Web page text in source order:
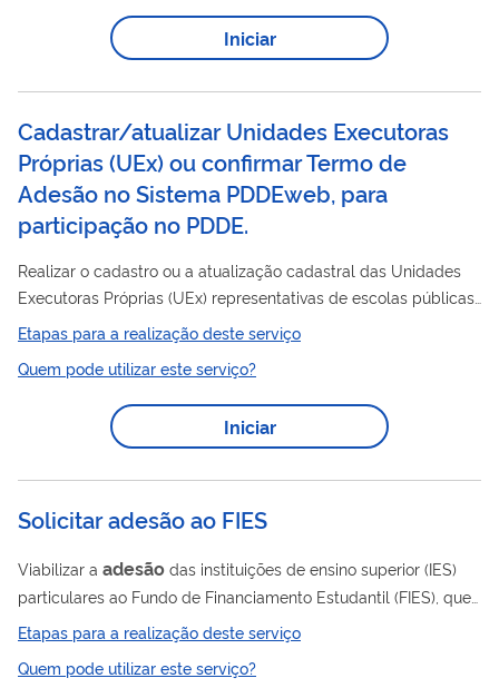
sociedade civil, além de fortalecer o acompanhamento,
monitoramento e avaliação da segurança alimentar e
através da Plataforma Adesan , espaço onde o...
Iniciar
Cadastrar/atualizar Unidades Executoras
Próprias (UEx) ou confirmar Termo de
Adesão no Sistema PDDEweb, para
participação no PDDE.
Realizar o cadastro ou a atualização cadastral das Unidades
Executoras Próprias (UEx) representativas de escolas públicas
da rede municipal, estadual ou distrital, bem como a
Executoras (EEx) – prefeituras e secretarias de Estado de
Educação.O cadastro de novas entidades é condição para
participação no Programa Dinheiro Direto na Escola (PDDE).
financeiros do Programa é necessário...
Etapas para a realização deste serviço
Quem pode utilizar este serviço?
Iniciar
Solicitar adesão ao FIES
Viabilizar a adesão das instituições de ensino superior (IES)
particulares ao Fundo de Financiamento Estudantil (FIES), que
tem como objetivo conceder financiamento a estudantes em
cursos superiores não gratuitos, com avaliação positiva nos
processos conduzidos pelo MEC.​
Etapas para a realização deste serviço
Quem pode utilizar este serviço?